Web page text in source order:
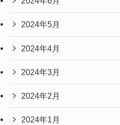
2024年5月
2024年4月
2024年3月
2024年2月
2024年1月